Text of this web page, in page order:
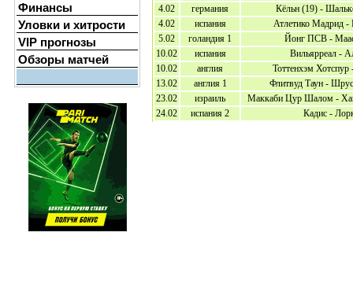
4.02
германия
Кёльн (19) -
4.02
испания
Атлетико Мадрид -
5.02
голандия 1
Йонг ПСВ -
10.02
испания
Вильярреал -
10.02
англия
Тоттенхэм Хотспур
13.02
англия 1
Флитвуд Таун -
23.02
израиль
Маккаби Цур Шалом -
24.02
испания 2 Кадис -
Финансы
Уловки и хитрости
VIP прогнозы
Обзоры матчей